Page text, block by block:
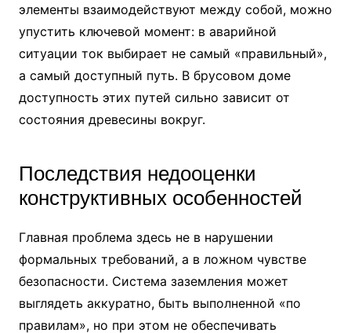
элементы взаимодействуют между собой, можно
упустить ключевой момент: в аварийной
ситуации ток выбирает не самый «правильный»,
а самый доступный путь. В брусовом доме
доступность этих путей сильно зависит от
состояния древесины вокруг.
Последствия недооценки
конструктивных особенностей
Главная проблема здесь не в нарушении
формальных требований, а в ложном чувстве
безопасности. Система заземления может
выглядеть аккуратно, быть выполненной «по
правилам», но при этом не обеспечивать